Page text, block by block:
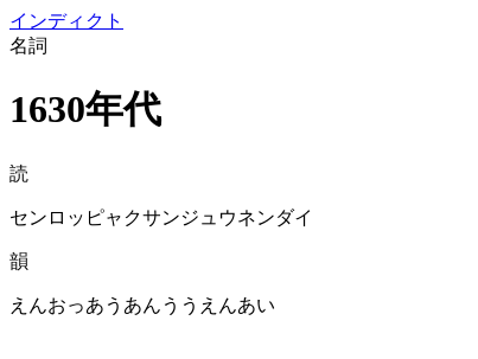
インディクト
名詞
1630年代
読
センロッピャクサンジュウネンダイ
韻
えんおっあうあんううえんあい